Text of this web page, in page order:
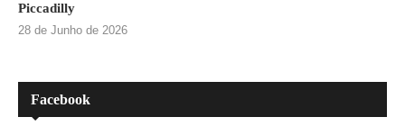
Piccadilly
28 de Junho de 2026
Facebook